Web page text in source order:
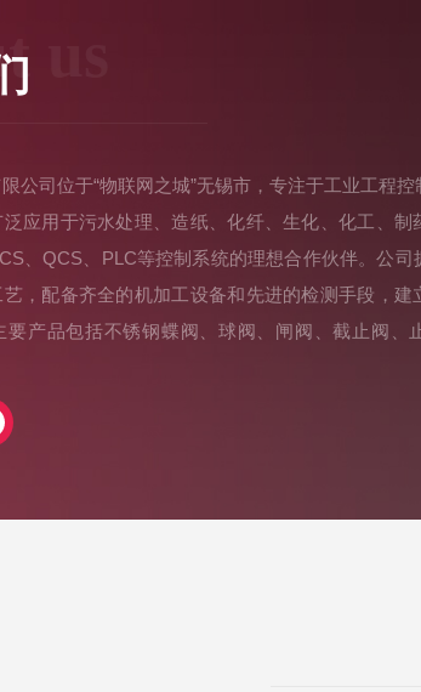
us
公司位于“物联网之城”无锡市，专注于工业工程控
应用于污水处理、造纸、化纤、生化、化工、制
、QCS、PLC等控制系统的理想合作伙伴。公司
，配备齐全的机加工设备和先进的检测手段，建
要产品包括不锈钢蝶阀、球阀、闸阀、截止阀、
务方面，江苏东之正阀业有限公司提供从咨询、
方案。我们始终秉持“品质为根，诚实守信”的企业
东之正阀业有限公司以“团结一致、努力拼搏”的企
客户提供高性价比的阀门产品及全方位服务。我们